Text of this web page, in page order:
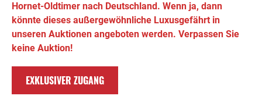
Hornet-Oldtimer nach Deutschland. Wenn ja, dann
könnte dieses außergewöhnliche Luxusgefährt in
unseren Auktionen angeboten werden. Verpassen Sie
keine Auktion!
EXKLUSIVER ZUGANG